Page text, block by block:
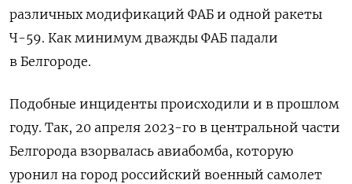
различных модификаций ФАБ и одной ракеты
Ч-59. Как минимум дважды ФАБ падали
в Белгороде.
Подобные инциденты происходили и в прошлом
году. Так, 20 апреля 2023-го в центральной части
Белгорода взорвалась авиабомба, которую
уронил на город российский военный самолет